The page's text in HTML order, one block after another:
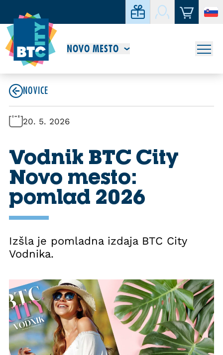
NOVO MESTO
NOVICE
20. 5. 2026
Vodnik BTC City
Novo mesto:
pomlad 2026
Izšla je pomladna izdaja BTC City
Vodnika.